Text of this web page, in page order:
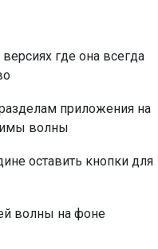
где она всегда
приложения на
волны
оставить кнопки для
волны на фоне